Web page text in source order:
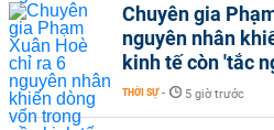
Chuyên gia
nguyên nhân
kinh tế còn 'tắc
THỜI SỰ - 5 giờ trước